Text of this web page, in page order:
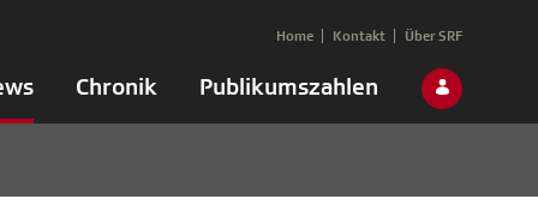
Chronik Publikumszahlen
Home Kontakt Über SRF